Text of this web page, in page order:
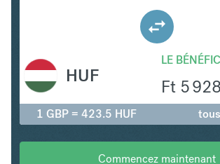
LE
Ft 5
HUF
1 GBP = 423.5 HUF
Commencez maintenant